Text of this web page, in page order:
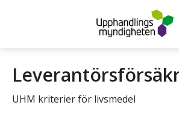
UHM kriterier för livsmedel